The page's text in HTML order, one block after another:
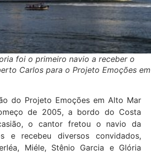
foi o primeiro navio a receber o
Carlos para o Projeto Emoções em
do Projeto Emoções em Alto Mar
de 2005, a bordo do Costa
o cantor fretou o navio da
e recebeu diversos convidados,
Miéle, Stênio Garcia e Glória